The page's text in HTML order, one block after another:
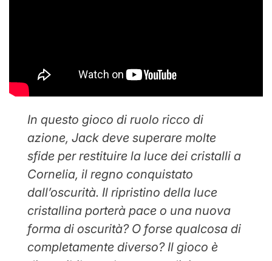
In questo gioco di ruolo ricco di
azione, Jack deve superare molte
sfide per restituire la luce dei cristalli a
Cornelia, il regno conquistato
dall’oscurità. Il ripristino della luce
cristallina porterà pace o una nuova
forma di oscurità? O forse qualcosa di
completamente diverso? Il gioco è